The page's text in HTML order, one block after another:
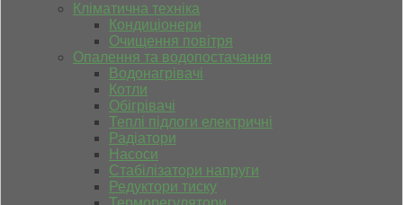
Кліматична техніка
Кондиціонери
Очищення повітря
Опалення та водопостачання
Водонагрівачі
Котли
Обігрівачі
Теплі підлоги електричні
Радіатори
Насоси
Стабілізатори напруги
Редуктори тиску